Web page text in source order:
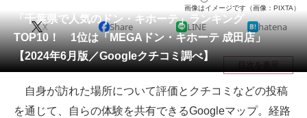
会員記事
メディア
注目記事を集めた総合ページ
ITの今と未来を見通す
「千葉県で人気のドン・キホーテ」ランキング
TOP10！ 1位は「MEGAドン・キホーテ 成田店」
【2024年6月版／Googleクチコミ調べ】
画像はイメージです（画像：PIXTA）
X Share LINE hatena
目次を表示
自身が訪れた場所について評価とクチコミなどの投稿
を通じて、自らの体験を共有できるGoogleマップ。経路